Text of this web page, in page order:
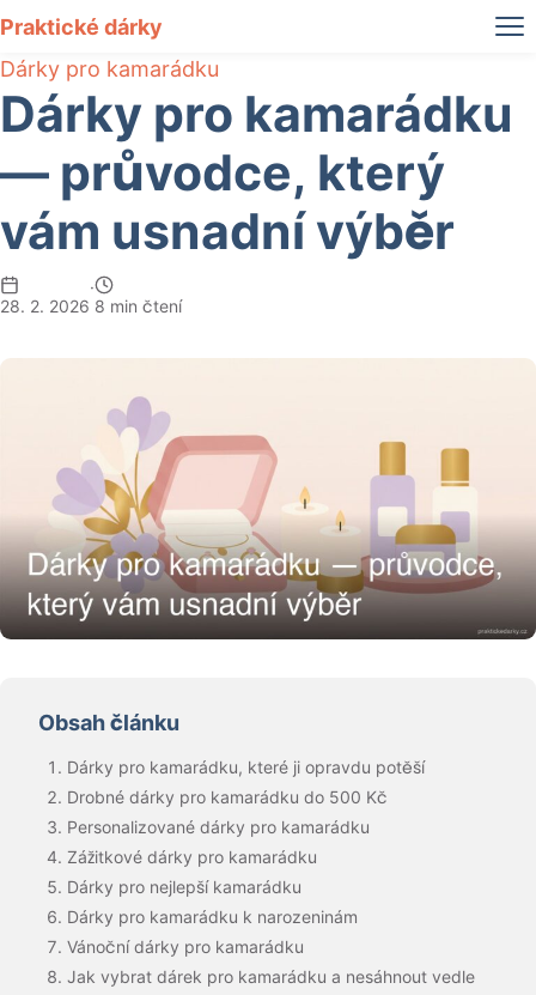
Praktické dárky
Dárky pro kamarádku
Dárky pro kamarádku
— průvodce, který
vám usnadní výběr
28. 2. 2026
·
8 min čtení
Obsah článku
Dárky pro kamarádku, které ji opravdu potěší
Drobné dárky pro kamarádku do 500 Kč
Personalizované dárky pro kamarádku
Zážitkové dárky pro kamarádku
Dárky pro nejlepší kamarádku
Dárky pro kamarádku k narozeninám
Vánoční dárky pro kamarádku
Jak vybrat dárek pro kamarádku a nesáhnout vedle